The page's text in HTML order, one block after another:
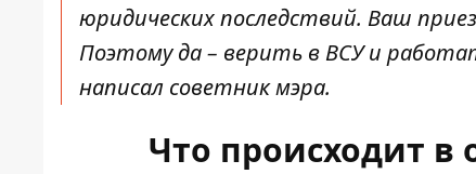
юридических последствий. Ваш
Поэтому да – верить в ВСУ и
написал советник мэра.
Что происходит